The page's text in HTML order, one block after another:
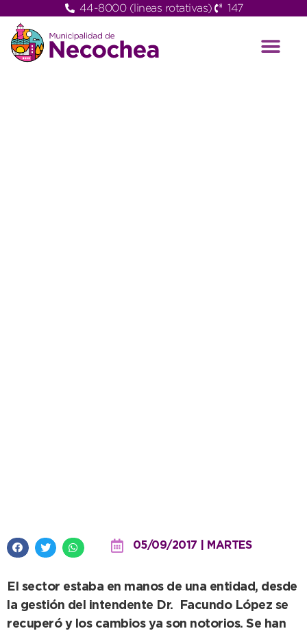
44-8000 (lineas rotativas) 147
05/09/2017 | MARTES
El sector estaba en manos de una entidad, desde
la gestión del intendente Dr. Facundo López se
recuperó y los cambios ya son notorios. Se han